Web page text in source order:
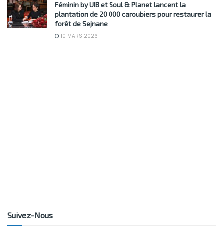
Féminin by UIB et Soul & Planet lancent la
plantation de 20 000 caroubiers pour restaurer la
forêt de Sejnane
10 MARS 2026
Suivez-Nous